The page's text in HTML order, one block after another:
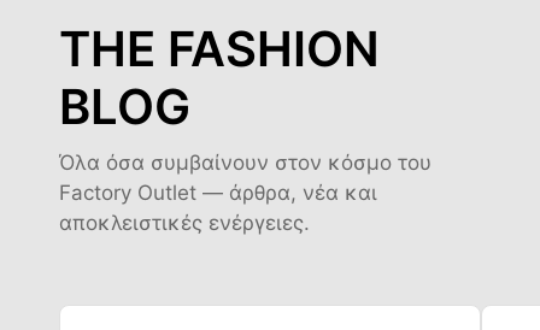
THE FASHION
BLOG
Όλα όσα συμβαίνουν στον κόσμο του
Factory Outlet — άρθρα, νέα και
αποκλειστικές ενέργειες.